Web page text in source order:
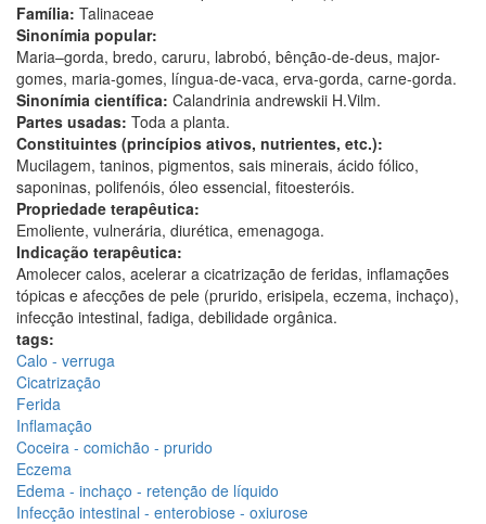
Família: Talinaceae
Sinonímia popular:
Maria–gorda, bredo, caruru, labrobó, bênção-de-deus, major-
gomes, maria-gomes, língua-de-vaca, erva-gorda, carne-gorda.
Sinonímia científica: Calandrinia andrewskii H.Vilm.
Partes usadas: Toda a planta.
Constituintes (princípios ativos, nutrientes, etc.):
Mucilagem, taninos, pigmentos, sais minerais, ácido fólico,
saponinas, polifenóis, óleo essencial, fitoesteróis.
Propriedade terapêutica:
Emoliente, vulnerária, diurética, emenagoga.
Indicação terapêutica:
Amolecer calos, acelerar a cicatrização de feridas, inflamações
tópicas e afecções de pele (prurido, erisipela, eczema, inchaço),
infecção intestinal, fadiga, debilidade orgânica.
tags:
Calo - verruga
Cicatrização
Ferida
Inflamação
Coceira - comichão - prurido
Eczema
Edema - inchaço - retenção de líquido
Infecção intestinal - enterobiose - oxiurose